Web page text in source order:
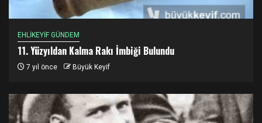
EHLİKEYİF GÜNDEM
11. Yüzyıldan Kalma Rakı İmbiği Bulundu
7 yıl önce Büyük Keyif